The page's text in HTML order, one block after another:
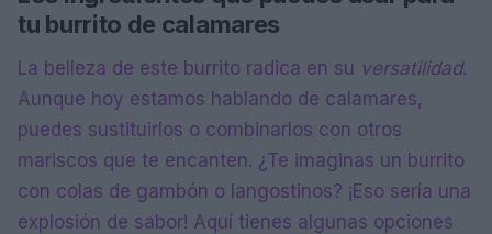
tu burrito de calamares
La belleza de este burrito radica en su versatilidad.
Aunque hoy estamos hablando de calamares,
puedes sustituirlos o combinarlos con otros
mariscos que te encanten. ¿Te imaginas un burrito
con colas de gambón o langostinos? ¡Eso sería una
explosión de sabor! Aquí tienes algunas opciones